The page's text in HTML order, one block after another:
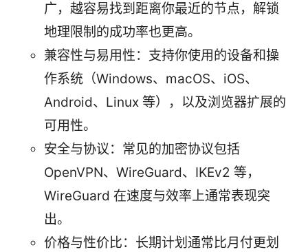
广，越容易找到距离你最近的节点，解锁
地理限制的成功率也更高。
兼容性与易用性：支持你使用的设备和操
作系统（Windows、macOS、iOS、
Android、Linux 等），以及浏览器扩展的
可用性。
安全与协议：常见的加密协议包括
OpenVPN、WireGuard、IKEv2 等，
WireGuard 在速度与效率上通常表现突
出。
价格与性价比：长期计划通常比月付更划